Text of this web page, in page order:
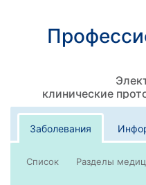
клинические
Заболевания
Список